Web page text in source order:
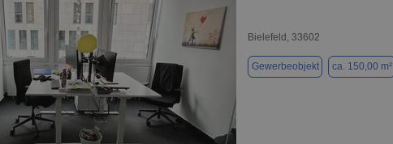
Bielefeld, 33602
Gewerbeobjekt ca. 150,00 m²